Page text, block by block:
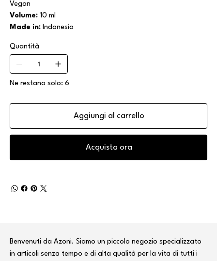
Vegan
Volume: 10 ml
Made in: Indonesia
Quantità
Ne restano solo: 6
Aggiungi al carrello
Acquista ora
Benvenuti da Azoni. Siamo un piccolo negozio specializzato
in articoli senza tempo e di alta qualità per la vita di tutti i